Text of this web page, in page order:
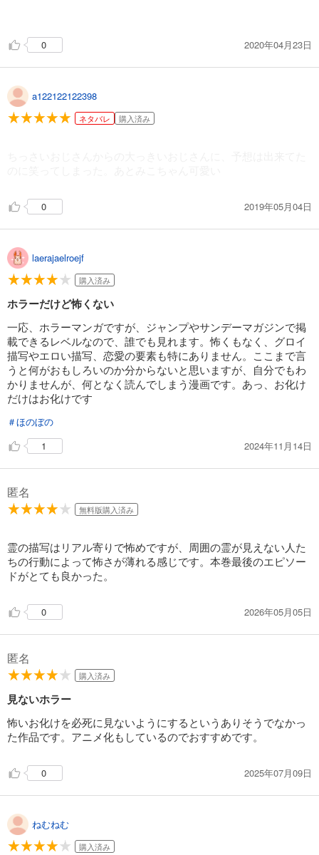
霊たちに怯えながらも、正しい振る舞いをやめない。
友人のハナに憑りつく幽霊をどうにか剥がせないか工夫した
また、捨て猫の譲り先を霊で判断したり、家に現れた××への
無言のメッセージを送るなど、彼女なりにできることをしてい
る感じは好ましく見える。
の振る舞いのコミカルさや、最後に収録された自宅での一幕の
エモさなど、怖いだけでなく色々な感情を揺さぶられるのもま
た魅力的。
幽霊一人一人（一匹一匹？）も個性があって、色々とその性
質が読者が勝手に想像できる楽しみもある。
総じて魅力に溢れた作品である。文句なしに星五つで評価し
たい。
0 2020年04月23日
a122122122398
ネタバレ 購入済み
0 2019年05月04日
laerajaelroejf
購入済み
ホラーだけど怖くない
一応、ホラーマンガですが、ジャンプやサンデーマガジンで掲
載できるレベルなので、誰でも見れます。怖くもなく、グロイ
描写やエロい描写、恋愛の要素も特にありません。ここまで言
うと何がおもしろいのか分からないと思いますが、自分でもわ
かりませんが、何となく読んでしまう漫画です。あっ、お化け
だけはお化けです
＃ほのぼの
1
2024年11月14日
匿名
無料版購入済み
霊の描写はリアル寄りで怖めですが、周囲の霊が見えない人た
ちの行動によって怖さが薄れる感じです。本巻最後のエピソー
ドがとても良かった。
0 2026年05月05日
匿名
購入済み
見ないホラー
怖いお化けを必死に見ないようにするというありそうでなかっ
た作品です。アニメ化もしているのでおすすめです。
0 2025年07月09日
ねむねむ
購入済み